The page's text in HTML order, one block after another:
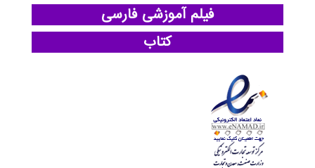
فیلم آموزشی فارسی
کتاب